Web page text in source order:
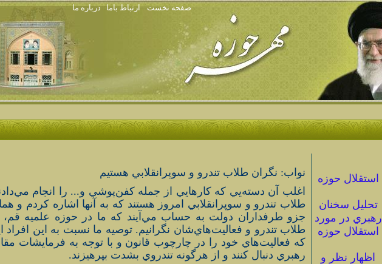
صفحه نخست ارتباط باما درباره ما
استقلال حوزه
تحليل سخنان
رهبري در مورد
استقلال حوزه
اظهار نظر و
نواب: نگران طلاب تندرو و سوپرانقلابي هستيم
اغلب آن دسته‌يي كه كارهايي از جمله كفن‌پوشي و... را انجام
طلاب تندرو و سوپرانقلابي امروز هستند كه به آنها اشاره كردم و
جزو طرفداران دولت به حساب مي‌آيند كه ما در حوزه علميه قم،
طلاب تندرو و فعاليت‌هاي‌شان نگرانيم. توصيه ما نسبت به اين
كه فعاليت‌هاي خود را در چارچوب قانون و با توجه به فرمايشات
رهبري دنبال كنند و از هرگونه تندروي بشدت بپرهيزند.